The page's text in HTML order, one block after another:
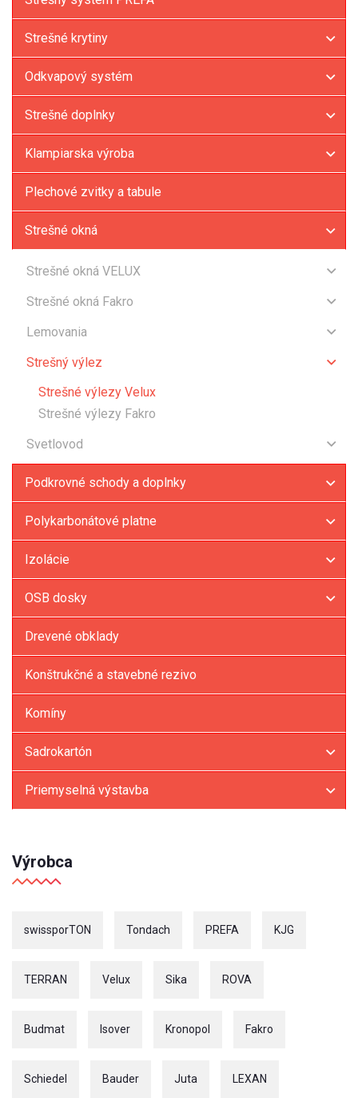
Strešné krytiny
Odkvapový systém
Strešné doplnky
Klampiarska výroba
Plechové zvitky a tabule
Strešné okná
Strešné okná VELUX
Výklopno-kyvné
Diaľkovo ovládané
Strešné okná Fakro
Lemovania
Štandardné lemovania
Doplnkové lemovania
Strešný výlez
Strešné výlezy Velux
Strešné výlezy Fakro
Svetlovod
Svetlovody Velux
Svetlovody Fakro
Podkrovné schody a doplnky
Polykarbonátové platne
Izolácie
OSB dosky
Drevené obklady
Konštrukčné a stavebné rezivo
Komíny
Sadrokartón
Priemyselná výstavba
Výrobca
swissporTON Tondach PREFA KJG
TERRAN Velux Sika ROVA
Budmat Isover Kronopol Fakro
Schiedel Bauder Juta LEXAN